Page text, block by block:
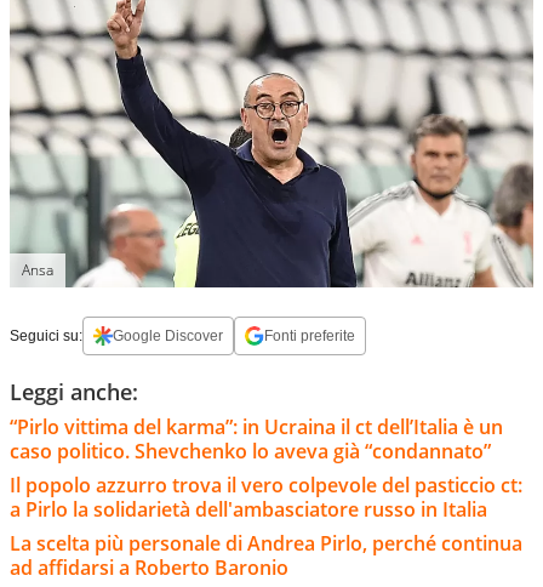
Ansa
Seguici su: Google Discover Fonti preferite
Leggi anche:
“Pirlo vittima del karma”: in Ucraina il ct dell’Italia è un
caso politico. Shevchenko lo aveva già “condannato”
Il popolo azzurro trova il vero colpevole del pasticcio ct:
a Pirlo la solidarietà dell'ambasciatore russo in Italia
La scelta più personale di Andrea Pirlo, perché continua
ad affidarsi a Roberto Baronio